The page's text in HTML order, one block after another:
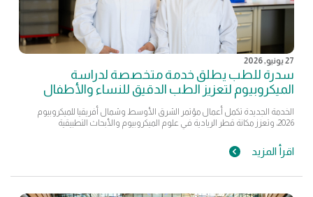
27 يونيو, 2026
سدرة للطب يطلق خدمة متخصصة لدراسة
الميكروبيوم لتعزيز الطب الدقيق للنساء والأطفال
الخدمة الجديدة تكمل أعمال مؤتمر الشرق الأوسط وشمال أفريقيا للميكروبيوم
2026، وتعزز مكانة قطر الريادية في علوم الميكروبيوم والأبحاث التطبيقية
اقرأ المزيد